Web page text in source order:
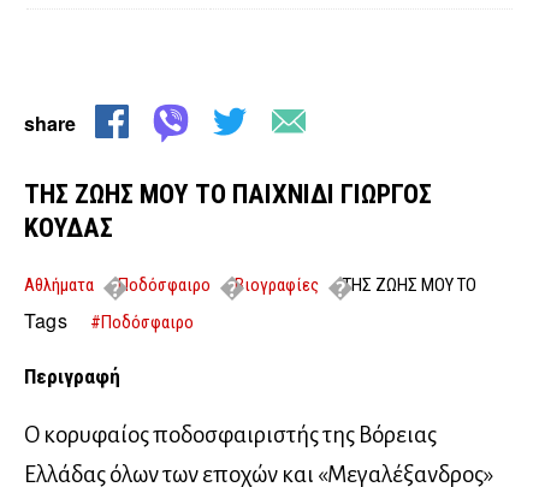
share
ΤΗΣ ΖΩΗΣ ΜΟΥ ΤΟ ΠΑΙΧΝΙΔΙ ΓΙΩΡΓΟΣ
ΚΟΥΔΑΣ
Αθλήματα Ποδόσφαιρο Βιογραφίες
ΤΗΣ ΖΩΗΣ ΜΟΥ ΤΟ
ΠΑΙΧΝΙΔΙ ΓΙΩΡΓΟΣ ΚΟΥΔΑΣ
Tags #Ποδόσφαιρο
Περιγραφή
Ο κορυφαίος ποδοσφαιριστής της Βόρειας
Ελλάδας όλων των εποχών και «Μεγαλέξανδρος»